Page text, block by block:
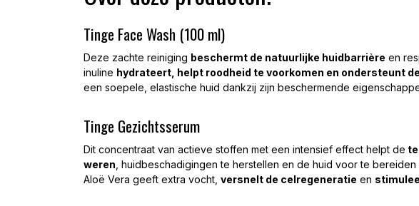
Tinge Face Wash (100 ml)
Deze zachte reiniging beschermt de natuurlijke huidbarrière en
inuline hydrateert, helpt roodheid te voorkomen en ondersteunt
een soepele, elastische huid dankzij zijn beschermende
Tinge Gezichtsserum
Dit concentraat van actieve stoffen met een intensief effect helpt de
weren , huidbeschadigingen te herstellen en de huid voor te
Aloë Vera geeft extra vocht, versnelt de celregeneratie en